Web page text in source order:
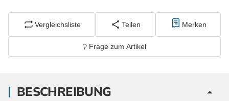
Vergleichsliste Teilen Merken
Frage zum Artikel
BESCHREIBUNG